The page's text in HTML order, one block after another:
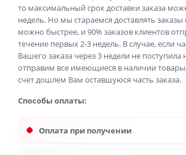
то максимальный срок доставки заказа
недель. Но мы стараемся доставлять заказы
можно быстрее, и 90% заказов клиентов
течение первых 2-3 недель. В случае, если
Вашего заказа через 3 недели не
отправим все имеющиеся в наличии
счет дошлем Вам оставшуюся часть заказа.
Способы оплаты:
Оплата при получении